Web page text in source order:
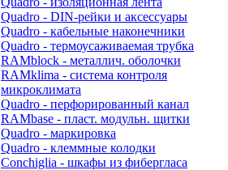
Quadro - DIN-рейки и аксессуары
Quadro - кабельные наконечники
Quadro - термоусаживаемая трубка
RAMblock - металлич. оболочки
RAMklima - система контроля
микроклимата
Quadro - перфорированный канал
RAMbase - пласт. модульн. щитки
Quadro - маркировка
Quadro - клеммные колодки
Conchiglia - шкафы из фибергласа